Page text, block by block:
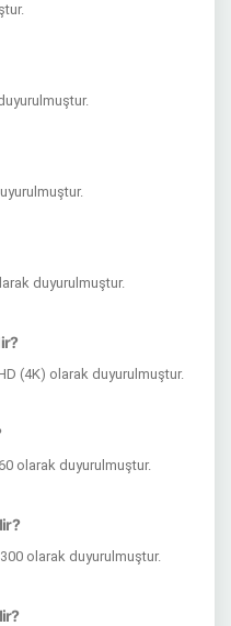
duyurulmuştur.
(4K) olarak duyurulmuştur.
olarak duyurulmuştur.
olarak duyurulmuştur.